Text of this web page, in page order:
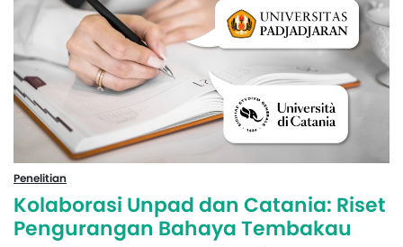
Penelitian
Kolaborasi Unpad dan Catania: Riset
Pengurangan Bahaya Tembakau